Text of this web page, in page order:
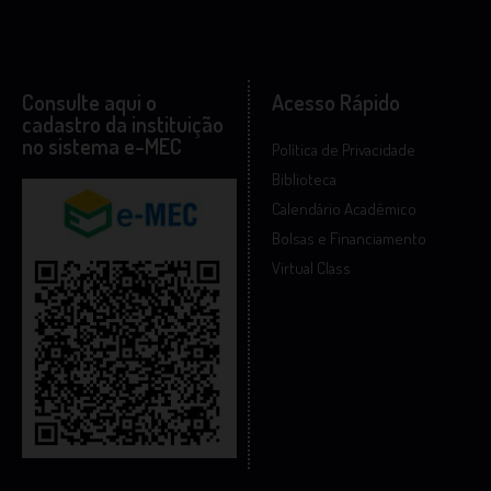
Consulte aqui o
cadastro da instituição
no sistema e-MEC
Acesso Rápido
Política de Privacidade
Biblioteca
Calendário Acadêmico
Bolsas e Financiamento
Virtual Class